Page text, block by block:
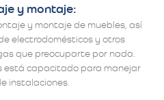
y montaje:
y montaje de muebles, así
electrodomésticos y otros
que preocuparte por nada.
está capacitado para manejar
instalaciones.